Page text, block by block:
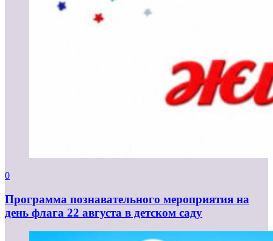
0
Программа познавательного мероприятия на
день флага 22 августа в детском саду